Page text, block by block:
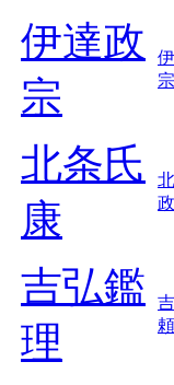
伊達政
宗
宗
北条氏
康
政
吉弘鑑
理
頼